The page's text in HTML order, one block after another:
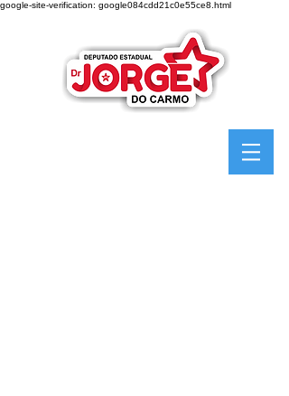
google-site-verification: google084cdd21c0e55ce8.html